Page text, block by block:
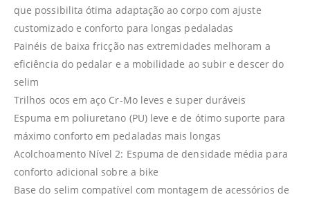
que possibilita ótima adaptação ao corpo com ajuste
customizado e conforto para longas pedaladas
Painéis de baixa fricção nas extremidades melhoram a
eficiência do pedalar e a mobilidade ao subir e descer do
selim
Trilhos ocos em aço Cr-Mo leves e super duráveis
Espuma em poliuretano (PU) leve e de ótimo suporte para
máximo conforto em pedaladas mais longas
Acolchoamento Nível 2: Espuma de densidade média para
conforto adicional sobre a bike
Base do selim compatível com montagem de acessórios de